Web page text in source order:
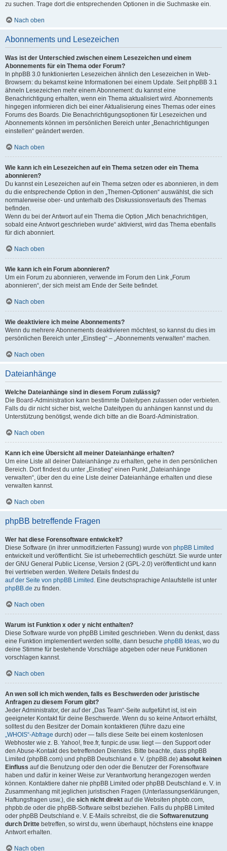
zu suchen. Trage dort die entsprechenden Optionen in die Suchmaske ein.
Nach oben
Abonnements und Lesezeichen
Was ist der Unterschied zwischen einem Lesezeichen und einem
Abonnements für ein Thema oder Forum?
In phpBB 3.0 funktionierten Lesezeichen ähnlich den Lesezeichen in Web-
Browsern: du bekamst keine Informationen bei einem Update. Seit phpBB 3.1
ähneln Lesezeichen mehr einem Abonnement: du kannst eine
Benachrichtigung erhalten, wenn ein Thema aktualisiert wird. Abonnements
hingegen informieren dich bei einer Aktualisierung eines Themas oder eines
Forums des Boards. Die Benachrichtigungsoptionen für Lesezeichen und
Abonnements können im persönlichen Bereich unter „Benachrichtigungen
einstellen“ geändert werden.
Nach oben
Wie kann ich ein Lesezeichen auf ein Thema setzen oder ein Thema
abonnieren?
Du kannst ein Lesezeichen auf ein Thema setzen oder es abonnieren, in dem
du die entsprechende Option in den „Themen-Optionen“ auswählst, die sich
normalerweise ober- und unterhalb des Diskussionsverlaufs des Themas
befinden.
Wenn du bei der Antwort auf ein Thema die Option „Mich benachrichtigen,
sobald eine Antwort geschrieben wurde“ aktivierst, wird das Thema ebenfalls
für dich abonniert.
Nach oben
Wie kann ich ein Forum abonnieren?
Um ein Forum zu abonnieren, verwende im Forum den Link „Forum
abonnieren“, der sich meist am Ende der Seite befindet.
Nach oben
Wie deaktiviere ich meine Abonnements?
Wenn du mehrere Abonnements deaktivieren möchtest, so kannst du dies im
persönlichen Bereich unter „Einstieg“ – „Abonnements verwalten“ machen.
Nach oben
Dateianhänge
Welche Dateianhänge sind in diesem Forum zulässig?
Die Board-Administration kann bestimmte Dateitypen zulassen oder verbieten.
Falls du dir nicht sicher bist, welche Dateitypen du anhängen kannst und du
Unterstützung benötigst, wende dich bitte an die Board-Administration.
Nach oben
Kann ich eine Übersicht all meiner Dateianhänge erhalten?
Um eine Liste all deiner Dateianhänge zu erhalten, gehe in den persönlichen
Bereich. Dort findest du unter „Einstieg“ einen Punkt „Dateianhänge
verwalten“, über den du eine Liste deiner Dateianhänge erhalten und diese
verwalten kannst.
Nach oben
phpBB betreffende Fragen
Wer hat diese Forensoftware entwickelt?
Diese Software (in ihrer unmodifizierten Fassung) wurde von phpBB Limited
entwickelt und veröffentlicht. Sie ist urheberrechtlich geschützt. Sie wurde unter
der GNU General Public License, Version 2 (GPL-2.0) veröffentlicht und kann
frei vertrieben werden. Weitere Details findest du
auf der Seite von phpBB Limited . Eine deutschsprachige Anlaufstelle ist unter
phpBB.de zu finden.
Nach oben
Warum ist Funktion x oder y nicht enthalten?
Diese Software wurde von phpBB Limited geschrieben. Wenn du denkst, dass
eine Funktion implementiert werden sollte, dann besuche phpBB Ideas, wo du
deine Stimme für bestehende Vorschläge abgeben oder neue Funktionen
vorschlagen kannst.
Nach oben
An wen soll ich mich wenden, falls es Beschwerden oder juristische
Anfragen zu diesem Forum gibt?
Jeder Administrator, der auf der „Das Team“-Seite aufgeführt ist, ist ein
geeigneter Kontakt für deine Beschwerde. Wenn du so keine Antwort erhältst,
solltest du den Besitzer der Domain kontaktieren (führe dazu eine
„WHOIS“-Abfrage durch) oder — falls diese Seite bei einem kostenlosen
Webhoster wie z. B. Yahoo!, free.fr, funpic.de usw. liegt — den Support oder
den Abuse-Kontakt des betreffenden Dienstes. Bitte beachte, dass phpBB
Limited (phpBB.com) und phpBB Deutschland e. V. (phpBB.de) absolut keinen
Einfluss auf die Benutzung oder den oder die Benutzer der Forensoftware
haben und dafür in keiner Weise zur Verantwortung herangezogen werden
können. Kontaktiere daher nie phpBB Limited oder phpBB Deutschland e. V. in
Zusammenhang mit jeglichen juristischen Fragen (Unterlassungserklärungen,
Haftungsfragen usw.), die sich nicht direkt auf die Websiten phpbb.com,
phpbb.de oder die phpBB-Software selbst beziehen. Falls du phpBB Limited
oder phpBB Deutschland e. V. E-Mails schreibst, die die Softwarenutzung
durch Dritte betreffen, so wirst du, wenn überhaupt, höchstens eine knappe
Antwort erhalten.
Nach oben